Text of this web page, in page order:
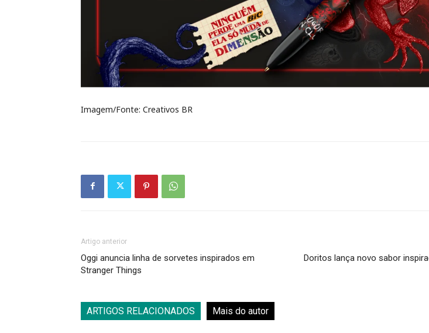
Imagem/Fonte: Creativos BR
Artigo anterior
Oggi anuncia linha de sorvetes inspirados em
Stranger Things
Doritos lança novo sabor
ARTIGOS RELACIONADOS Mais do autor